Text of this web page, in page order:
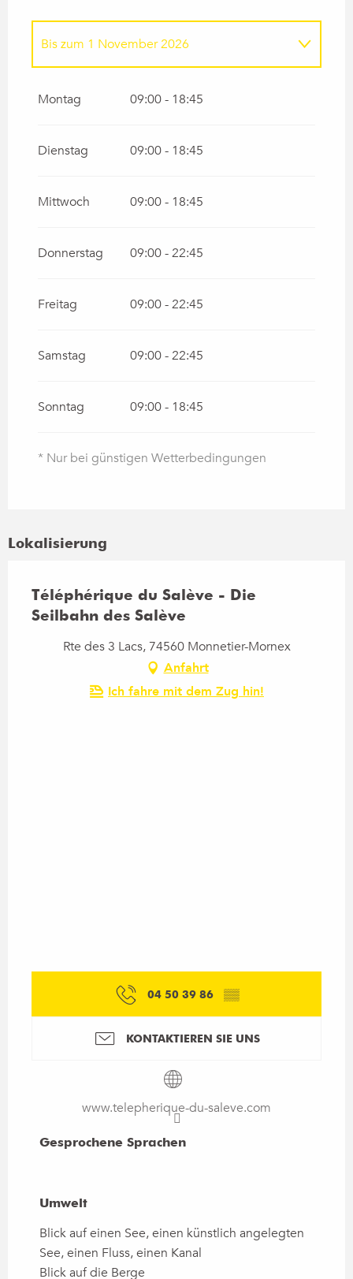
Bis zum 1 November 2026
Montag 09:00 - 18:45
Dienstag 09:00 - 18:45
Mittwoch 09:00 - 18:45
Donnerstag 09:00 - 22:45
Freitag 09:00 - 22:45
Samstag 09:00 - 22:45
Sonntag 09:00 - 18:45
* Nur bei günstigen Wetterbedingungen
Lokalisierung
Téléphérique du Salève - Die
Seilbahn des Salève
Rte des 3 Lacs, 74560 Monnetier-Mornex
Anfahrt
Ich fahre mit dem Zug hin!
04 50 39 86 ▒▒
KONTAKTIEREN SIE UNS
www.telepherique-du-saleve.com
Gesprochene Sprachen
Gesprochene Sprachen
Umwelt
Umwelt
Blick auf einen See, einen künstlich angelegten
See, einen Fluss, einen Kanal
Blick auf die Berge